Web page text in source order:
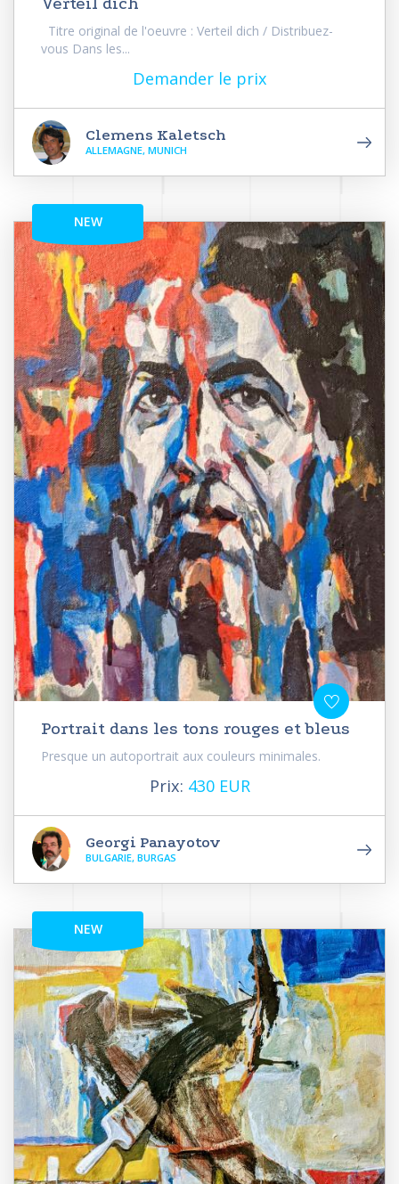
Titre original de l'oeuvre : Verteil dich / Distribuez-
vous Dans les...
Demander le prix
Clemens Kaletsch
ALLEMAGNE, MUNICH
NEW
Portrait dans les tons rouges et bleus
Presque un autoportrait aux couleurs minimales.
Prix: 430 EUR
Georgi Panayotov
BULGARIE, BURGAS
NEW